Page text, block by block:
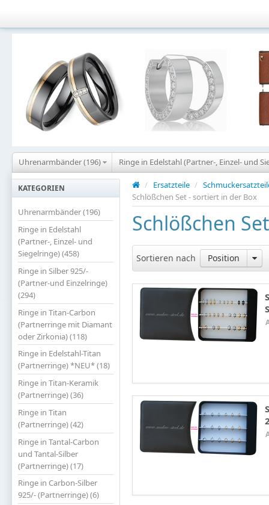
Uhrenarmbänder (196) Ringe in Edelstahl (Partner-, Einzel- und
KATEGORIEN
Uhrenarmbänder (196)
Ringe in Edelstahl
(Partner-, Einzel- und
Siegelringe) (458)
Ringe in Silber 925/-
(Partner-und Einzelringe)
(294)
Ringe in Titan-Carbon
(Partnerringe mit Diamant
oder Zirkonia) (118)
Ringe in Edelstahl-Titan
(Partnerringe) *NEU* (18)
Ringe in Titan-Keramik
(Partnerringe) (36)
Ringe in Titan
(Partnerringe) (42)
Ringe in Tantal-Carbon
und Tantal-Silber
(Partnerringe) (17)
Ringe in Carbon-Silber
925/- (Partnerringe) (6)
/ Ersatzteile /
Schlößchen Set - sortiert in der Box
Schlößchen
Sortieren nach Position